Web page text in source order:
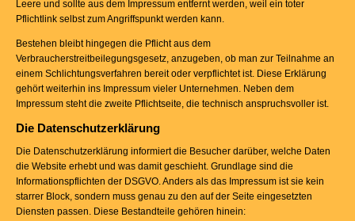
Leere und sollte aus dem Impressum entfernt werden, weil ein toter
Pflichtlink selbst zum Angriffspunkt werden kann.
Bestehen bleibt hingegen die Pflicht aus dem
Verbraucherstreitbeilegungsgesetz, anzugeben, ob man zur Teilnahme an
einem Schlichtungsverfahren bereit oder verpflichtet ist. Diese Erklärung
gehört weiterhin ins Impressum vieler Unternehmen. Neben dem
Impressum steht die zweite Pflichtseite, die technisch anspruchsvoller ist.
Die Datenschutzerklärung
Die Datenschutzerklärung informiert die Besucher darüber, welche Daten
die Website erhebt und was damit geschieht. Grundlage sind die
Informationspflichten der DSGVO. Anders als das Impressum ist sie kein
starrer Block, sondern muss genau zu den auf der Seite eingesetzten
Diensten passen. Diese Bestandteile gehören hinein: